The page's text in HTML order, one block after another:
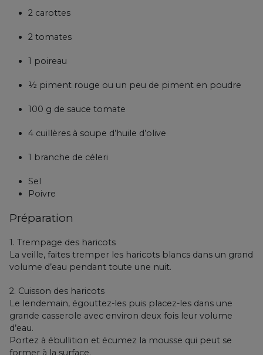
2 carottes
2 tomates
1 poireau
½ piment rouge ou un peu de piment en poudre
100 g de sauce tomate
4 cuillères à soupe d’huile d’olive
1 branche de céleri
Sel
Poivre
Préparation
1. Trempage des haricots
La veille, faites tremper les haricots blancs dans un grand
volume d’eau pendant toute une nuit.
2. Cuisson des haricots
Le lendemain, égouttez-les puis placez-les dans une
grande casserole avec environ deux fois leur volume
d’eau.
Portez à ébullition et écumez la mousse qui peut se
former à la surface.